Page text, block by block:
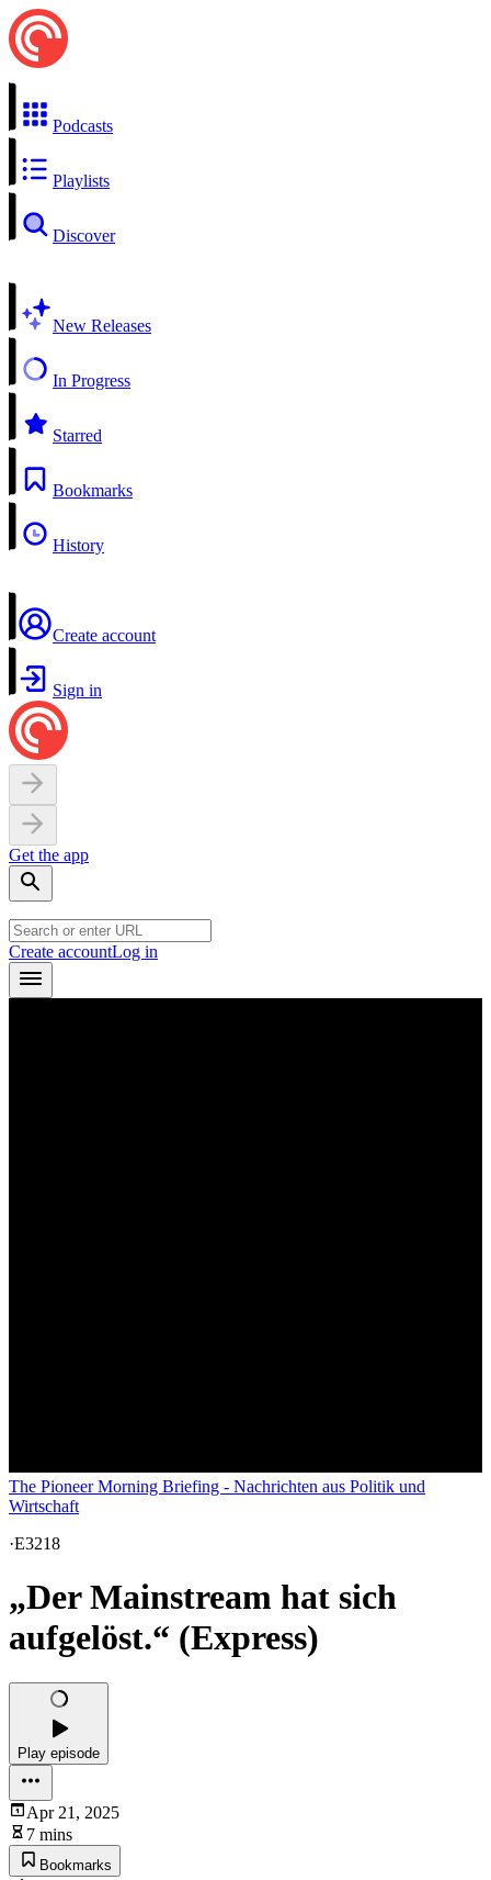
Podcasts
Playlists
Discover
New Releases
In Progress
Starred
Bookmarks
History
Create account
Sign in
Get the app
Create accountLog in
The Pioneer Morning Briefing - Nachrichten aus Politik und
Wirtschaft
·E3218
„Der Mainstream hat sich
aufgelöst.“ (Express)
Play episode
Apr 21, 2025
7 mins
Bookmarks